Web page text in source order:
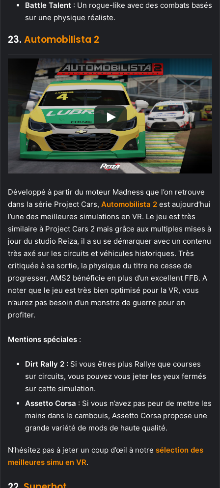
Battle Talent : Un rogue-like avec des combats basés
sur une physique réaliste.
23. Automobilista 2
Développé à partir du moteur Madness que l’on retrouve
dans la série Project Cars, Automobilista 2 est aujourd’hui
l’une des meilleures simulations en VR. Le jeu est très
similaire à Project Cars 2 mais grâce aux multiples mises à
jour du studio Reiza, il a su se démarquer avec un contenu
très axé sur les circuits et véhicules historiques. Très
critiquée à sa sortie, la physique du titre ne cesse de
progresser, AMS2 bénéficie en plus d’un excellent FFB. A
noter que le jeu est très bien optimisé pour la VR, vous
n’aurez pas besoin d’un monstre de guerre pour en
profiter.
Mentions spéciales :
Dirt Rally 2 : Si vous êtres plus Rallye que courses
sur circuits, vous pouvez vous jeter les yeux fermés
sur cette simulation.
Assetto Corsa : Si vous n’avez pas peur de mettre les
mains dans le cambouis, Assetto Corsa propose une
grande variété de mods de haute qualité.
N’hésitez pas à jeter un coup d’œil à notre sélection des
meilleures simu en VR.